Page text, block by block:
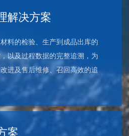
解决方案
料的检验、生产到成品出库的
以及过程数据的完整追溯，为
进及售后维修、召回高效的追
案